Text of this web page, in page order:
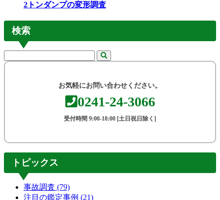
2トンダンプの変形調査
検索
お気軽にお問い合わせください。
0241-24-3066
受付時間 9:00-18:00 [土日祝日除く]
トピックス
事故調査 (79)
注目の鑑定事例 (21)